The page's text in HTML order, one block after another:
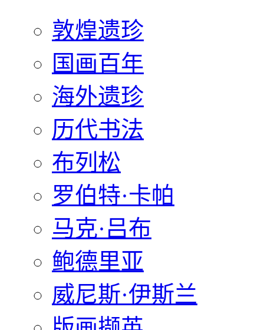
敦煌遗珍
国画百年
海外遗珍
历代书法
布列松
罗伯特·卡帕
马克·吕布
鲍德里亚
威尼斯·伊斯兰